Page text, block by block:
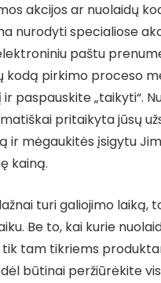
akcijos ar nuolaidų
nurodyti specialiose
paštu
kodą pirkimo proceso
paspauskite „taikyti“.
pritaikyta jūsų
ir mėgaukitės įsigytu
kainą.
turi galiojimo laiką,
Be to, kai kurie
tam tikriems
būtinai peržiūrėkite